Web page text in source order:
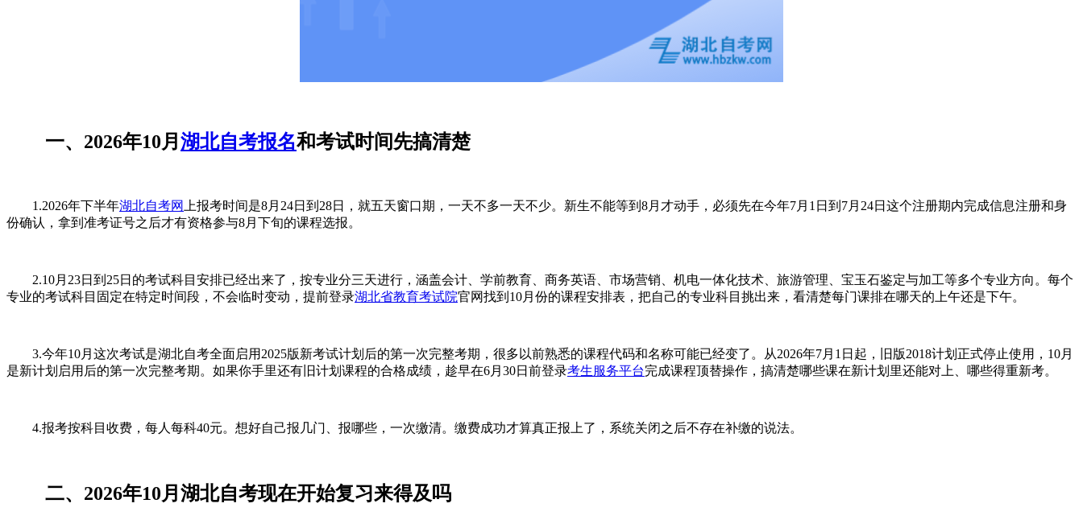
一、2026年10月 湖北自考报名和考试时间先搞清楚
1.2026年下半年湖北自考网
上报考时间是8月24日到28日，就五天窗口期，一天不多一天不少。新生不能等到8月才动手，必须先在今年7月1日到7月24日这个注册期内完成信息注册和身
份确认，拿到准考证号之后才有资格参与8月下旬的课程选报。
2.10月23日到25日的考试科目安排已经出来了，按专业分三天进行，涵盖会计、学前教育、商务英语、市场营销、机电一体化技术、旅游管理、宝玉石鉴定与加工等多个专业方向。每个
专业的考试科目固定在特定时间段，不会临时变动，提前登录湖北省教育考试院官网找到10月份的课程安排表，把自己的专业科目挑出来，看清楚每门课排在哪天的上午还是下午。
3.今年10月这次考试是湖北自考全面启用2025版新考试计划后的第一次完整考期，很多以前熟悉的课程代码和名称可能已经变了。从2026年7月1日起，旧版2018计划正式停止使用，10月
是新计划启用后的第一次完整考期。如果你手里还有旧计划课程的合格成绩，趁早在6月30日前登录考生服务平台完成课程顶替操作，搞清楚哪些课在新计划里还能对上、哪些得重新考。
4.报考按科目收费，每人每科40元。想好自己报几门、报哪些，一次缴清。缴费成功才算真正报上了，系统关闭之后不存在补缴的说法。
二、2026年10月湖北自考现在开始复习来得及吗